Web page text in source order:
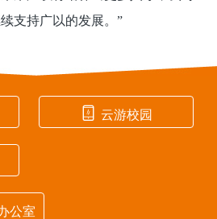
支持广以的发展。”
 云游校园
公室